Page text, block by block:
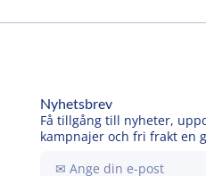
Nyhetsbrev
Få tillgång till nyheter,
kampnajer och fri frakt en